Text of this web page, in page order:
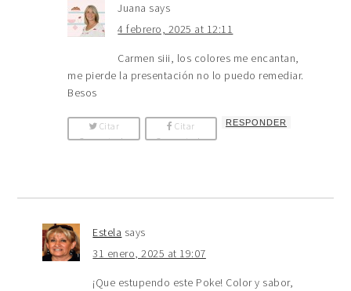
Juana says
4 febrero, 2025 at 12:11
Carmen siii, los colores me encantan,
me pierde la presentación no lo puedo remediar.
Besos
Citar
Comentario
Citar
Comentario
RESPONDER
Estela says
31 enero, 2025 at 19:07
¡Que estupendo este Poke! Color y sabor,